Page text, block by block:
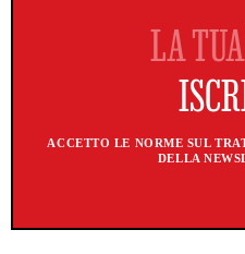
ACCETTO LE NORME SUL
DELLA